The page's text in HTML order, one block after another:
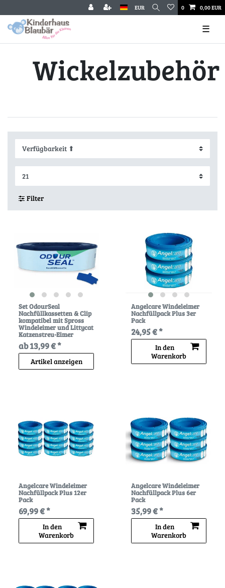
EUR 0 0,00 EUR
☰
Wickelzubehör
Filter
Set OdourSeal
Nachfüllkassetten & Clip
kompatibel mit Spross
Windeleimer und Littycat
Katzenstreu-Eimer
ab 13,99 € *
Artikel anzeigen
Angelcare Windeleimer
Nachfüllpack Plus 3er
Pack
24,95 € *
In den
Warenkorb
Angelcare Windeleimer
Nachfüllpack Plus 12er
Pack
69,99 € *
In den
Warenkorb
Angelcare Windeleimer
Nachfüllpack Plus 6er
Pack
35,99 € *
In den
Warenkorb